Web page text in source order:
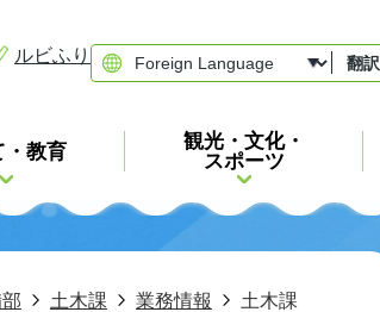
ルビふり 翻訳
・教育
観光・文化・
スポーツ
土木課 業務情報 土木課